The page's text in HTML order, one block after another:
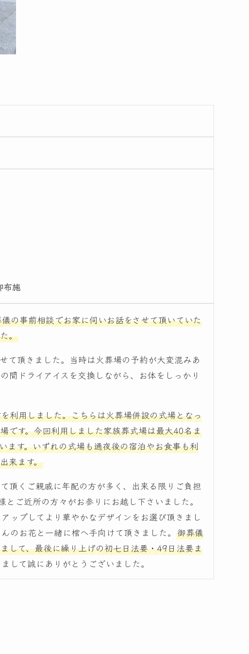
布施
の事前相談でお家に伺いお話をさせて頂いていた
。
て頂きました。当時は火葬場の予約が大変混みあ
間ドライアイスを交換しながら、お体をしっかり
利用しました。こちらは火葬場併設の式場となっ
です。今回利用しました家族葬式場は最大40名ま
す。いずれの式場も通夜後の宿泊やお食事も利
来ます。
頂くご親戚に年配の方が多く、出来る限りご負担
ご近所の方々がお参りにお越し下さいました。
ップしてより華やかなデザインをお選び頂きまし
のお花と一緒に棺へ手向けて頂きました。 御葬儀
して、最後に繰り上げの初七日法要・49日法要ま
して誠にありがとうございました。